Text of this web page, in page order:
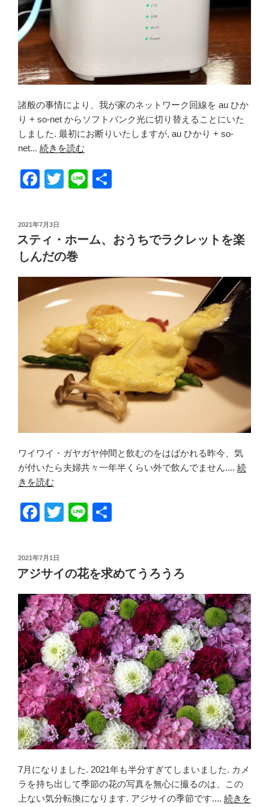
諸般の事情により、我が家のネットワーク回線を au ひか
り + so-net からソフトバンク光に切り替えることにいた
しました. 最初にお断りいたしますが, au ひかり + so-
net... 続きを読む
F
c
e
b
o
o
k
T
er
Li
投
稿
日:
2021年7月3日
スティ・ホーム、おうちでラクレットを楽
しんだの巻
ワイワイ・ガヤガヤ仲間と飲むのをはばかれる昨今、気
が付いたら夫婦共々一年半くらい外で飲んでません.... 続
きを読む
F
c
e
b
o
o
k
T
er
Li
投
稿
日:
2021年7月1日
アジサイの花を求めてうろうろ
7月になりました. 2021年も半分すぎてしまいました. カメ
ラを持ち出して季節の花の写真を無心に撮るのは、この
上ない気分転換になります. アジサイの季節です.... 続きを